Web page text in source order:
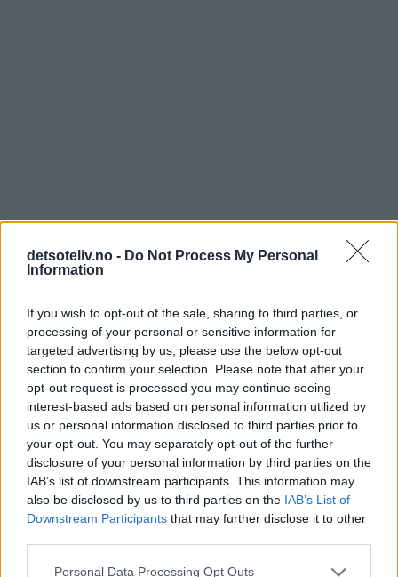
detsoteliv.no - Do Not Process My Personal
Information
If you wish to opt-out of the sale, sharing to third parties, or
processing of your personal or sensitive information for
targeted advertising by us, please use the below opt-out
section to confirm your selection. Please note that after your
opt-out request is processed you may continue seeing
interest-based ads based on personal information utilized by
us or personal information disclosed to third parties prior to
your opt-out. You may separately opt-out of the further
disclosure of your personal information by third parties on the
IAB’s list of downstream participants. This information may
also be disclosed by us to third parties on the IAB’s List of
Downstream Participants that may further disclose it to other
Personal Data Processing Opt Outs